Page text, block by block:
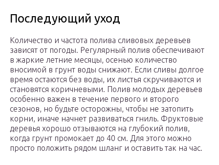
Последующий уход
Количество и частота полива сливовых деревьев
зависят от погоды. Регулярный полив обеспечивают
в жаркие летние месяцы, осенью количество
вносимой в грунт воды снижают. Если сливы долгое
время остаются без воды, их листья скручиваются и
становятся коричневыми. Полив молодых деревьев
особенно важен в течение первого и второго
сезонов, но будьте осторожны, чтобы не затопить
корни, иначе начнет развиваться гниль. Фруктовые
деревья хорошо отзываются на глубокий полив,
когда грунт промокает до 40 см. Для этого можно
просто положить рядом шланг и оставить так на час.